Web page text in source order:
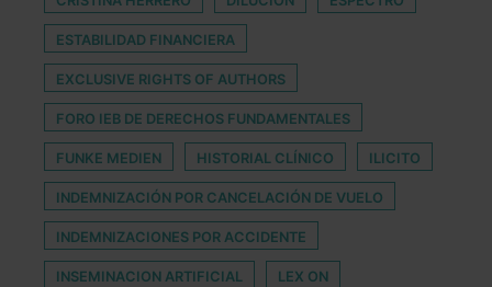
ESTABILIDAD FINANCIERA
EXCLUSIVE RIGHTS OF AUTHORS
FORO IEB DE DERECHOS FUNDAMENTALES
FUNKE MEDIEN HISTORIAL CLÍNICO ILICITO
INDEMNIZACIÓN POR CANCELACIÓN DE VUELO
INDEMNIZACIONES POR ACCIDENTE
INSEMINACION ARTIFICIAL LEX ON